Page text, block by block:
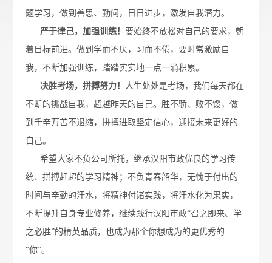
题学习，做到善思、勤问，日日进步，激发自我潜力。
严于律己，加强训练！要始终不放松对自己的要求，朝
着目标前进。做到学而不厌，习而不倦，要时常激励自
我，不断加强训练，踏踏实实地一点一滴积累。
决胜考场，拼搏努力！ 人生处处是考场，我们每天都在
不断的挑战自我，超越昨天的自己。胜不骄、败不馁，做
到千辛万苦不退缩，拼搏进取坚定信心，迎接未来更好的
自己。
希望大家不负公司所托，继承汉阳市政优良的学习传
统、拼搏赶超的学习精神；不负青春韶华，无愧于付出的
时间与辛勤的汗水，将精神付诸实践，将汗水化为果实，
不断提升自身专业修养，继续践行汉阳市政“召之即来、学
之必胜”的精英品质，也成为那个你想成为的更优秀的
“你”。